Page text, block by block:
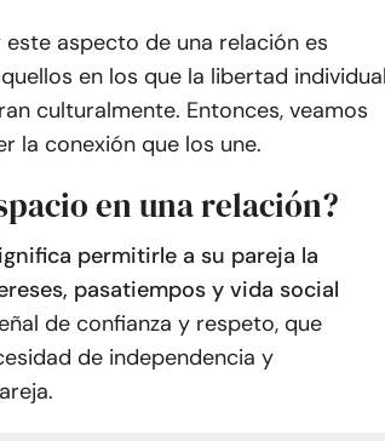
aspecto de una relación es
en los que la libertad
culturalmente. Entonces, veamos
la conexión que los une.
en una relación?
permitirle a su pareja la
pasatiempos y vida social
de confianza y respeto, que
de independencia y